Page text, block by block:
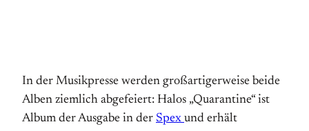
In der Musikpresse werden großartigerweise beide
Alben ziemlich abgefeiert: Halos „Quarantine“ ist
Album der Ausgabe in der Spex und erhält